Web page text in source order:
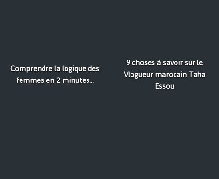
Comprendre la logique des
femmes en 2 minutes...
9 choses à savoir sur le
Vlogueur marocain Taha
Essou